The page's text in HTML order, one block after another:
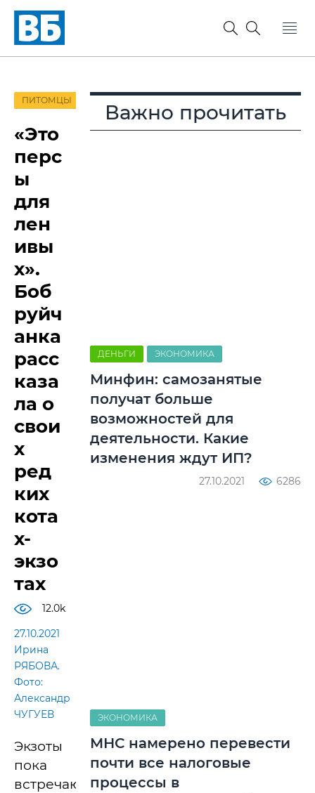
ПИТОМЦЫ
«Это
перс
ы
для
лен
ивы
х».
Боб
руйч
анка
расс
каза
ла о
свои
х
ред
ких
кота
х-
экзо
тах
12.0k
27.10.2021
Ирина
РЯБОВА.
Фото:
Александр
ЧУГУЕВ
Экзоты
пока
встречаются
Важно прочитать
ДЕНЬГИ ЭКОНОМИКА
Минфин: самозанятые
получат больше
возможностей для
деятельности. Какие
изменения ждут ИП?
27.10.2021 6286
ЭКОНОМИКА
МНС намерено перевести
почти все налоговые
процессы в